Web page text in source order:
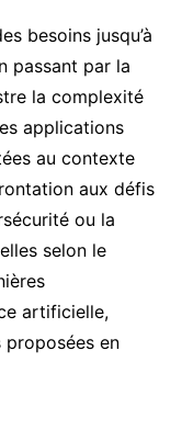
besoins jusqu’à
passant par la
la complexité
applications
au contexte
aux défis
ou la
selon le
artificielle,
proposées en